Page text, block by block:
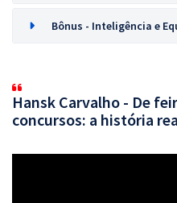
Bônus - Inteligência e
Hansk Carvalho - De
concursos: a história